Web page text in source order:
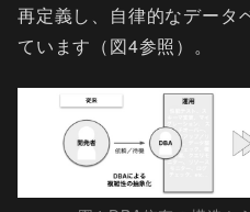
再定義し、自律的なデータ
ています（図4参照）。